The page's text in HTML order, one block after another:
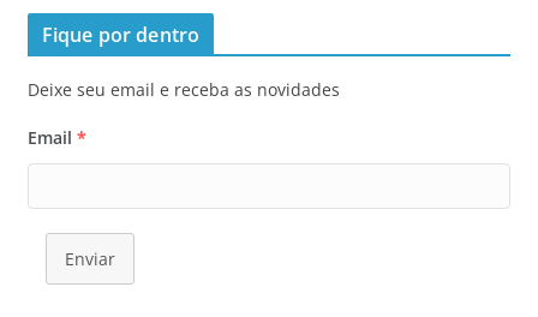
Fique por dentro
Deixe seu email e receba as novidades
Email *
Enviar